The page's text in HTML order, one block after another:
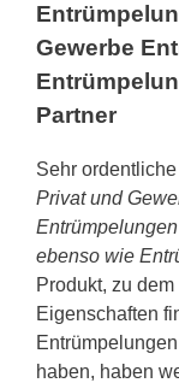
Gewerbe
Partner
Sehr
Privat und
ebenso wie
Produkt, zu
Eigenschaften
haben, haben